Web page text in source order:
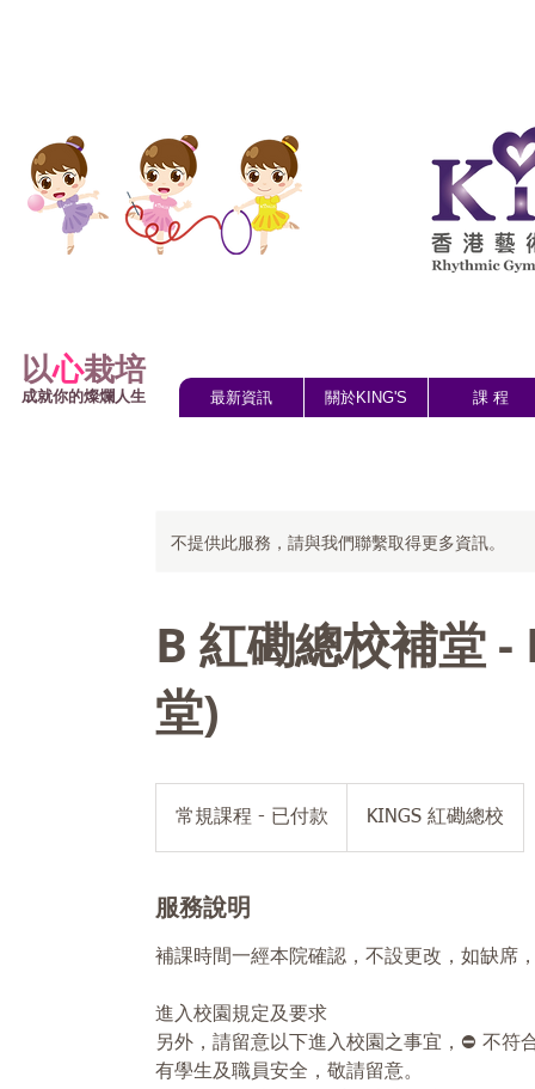
以心栽培
成就你的燦爛人生 最新資訊 關於KING'S 課 程
不提供此服務，請與我們聯繫取得更多資訊。
B 紅磡總校補堂
堂)
款
常規課程 - 已付款 KINGS 紅磡總校
服務說明
補課時間一經本院確認，不設更改，如缺席
進入校園規定及要求
另外，請留意以下進入校園之事宜，⛔ 不
有學生及職員安全，敬請留意。